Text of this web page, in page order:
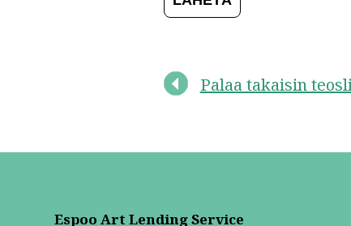
Palaa takaisin
Espoo Art Lending Service